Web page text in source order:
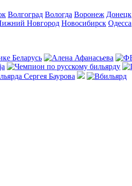
Волгоград Вологда Воронеж Донецк
Новгород Новосибирск Одесса